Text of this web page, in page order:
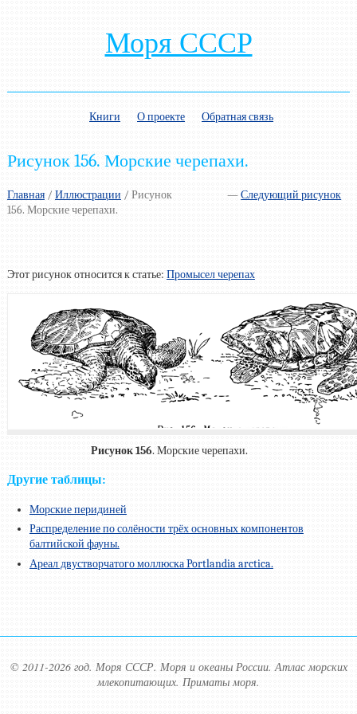
Моря СССР
Книги О проекте Обратная связь
Рисунок 156. Морские черепахи.
Главная/ —Следующий рисунок
Иллюстрации / Рисунок
156. Морские черепахи.
Этот рисунок относится к статье: Промысел черепах
Рисунок 156. Морские черепахи.
Другие таблицы:
Морские перидиней
Распределение по солёности трёх основных компонентов
балтийской фауны.
Ареал двустворчатого моллюска Portlandia arctica.
© 2011-2026 год. Моря СССР. Моря и океаны России. Атлас морских
млекопитающих. Приматы моря.